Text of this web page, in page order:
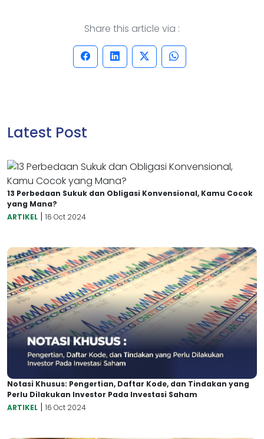
Share this article via :
Latest Post
13 Perbedaan Sukuk dan Obligasi Konvensional, Kamu Cocok
yang Mana?
ARTIKEL | 16 Oct 2024
Notasi Khusus: Pengertian, Daftar Kode, dan Tindakan yang
Perlu Dilakukan Investor Pada Investasi Saham
ARTIKEL | 16 Oct 2024